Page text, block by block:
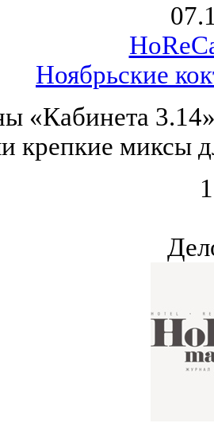
Ноябрьские
«Кабинета
крепкие миксы